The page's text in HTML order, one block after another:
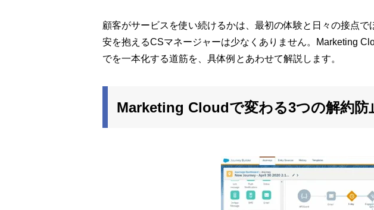
顧客がサービスを使い続けるかは、最初の体験と日々の接点
安を抱えるCSマネージャーは少なくありません。Marketing
でを一本化する道筋を、具体例とあわせて解説します。
Marketing Cloudで変わる3つの解約防